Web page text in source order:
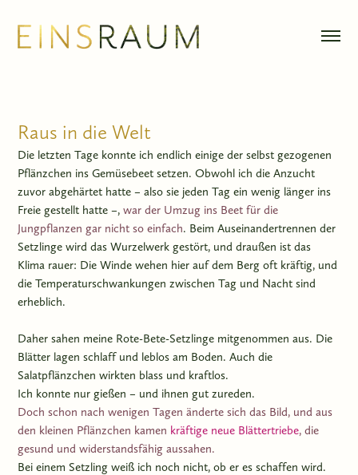
Raus in die Welt
Die letzten Tage konnte ich endlich einige der selbst gezogenen
Pflänzchen ins Gemüsebeet setzen. Obwohl ich die Anzucht
zuvor abgehärtet hatte – also sie jeden Tag ein wenig länger ins
Freie gestellt hatte –,war der Umzug ins Beet für die
Jungpflanzen gar nicht so einfach. Beim Auseinandertrennen der
Setzlinge wird das Wurzelwerk gestört, und draußen ist das
Klima rauer: Die Winde wehen hier auf dem Berg oft kräftig, und
die Temperaturschwankungen zwischen Tag und Nacht sind
erheblich.
Daher sahen meine Rote-Bete-Setzlinge mitgenommen aus. Die
Blätter lagen schlaff und leblos am Boden. Auch die
Salatpflänzchen wirkten blass und kraftlos.
Ich konnte nur gießen – und ihnen gut zureden.
Doch schon nach wenigen Tagen änderte sich das Bild, und aus
den kleinen Pflänzchen kamen kräftige neue Blättertriebe, die
gesund und widerstandsfähig aussahen.
Bei einem Setzling weiß ich noch nicht, ob er es schaffen wird.